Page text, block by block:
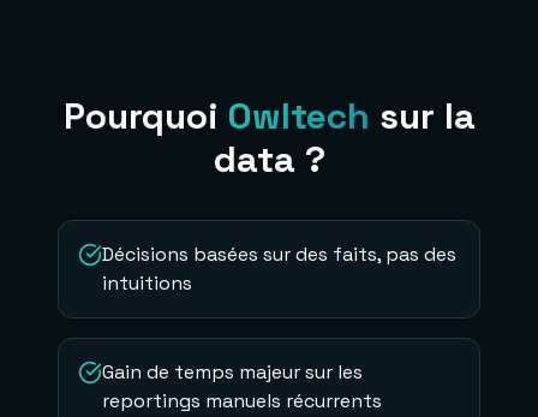
Pourquoi Owltech sur la
data ?
Décisions basées sur des faits, pas des
intuitions
Gain de temps majeur sur les
reportings manuels récurrents